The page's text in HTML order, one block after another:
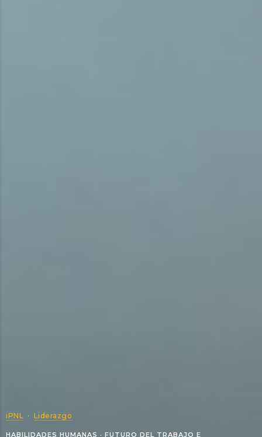
iPNL · Liderazgo
HABILIDADES HUMANAS · FUTURO DEL TRABAJO E